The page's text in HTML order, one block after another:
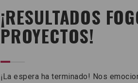
¡RESULTADOS
PROYECTOS!
¡La espera ha terminado! Nos